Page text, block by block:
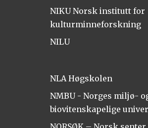
NIKU Norsk institutt for
kulturminneforskning
NILU
NLA Høgskolen
NMBU - Norges miljø-
biovitenskapelige